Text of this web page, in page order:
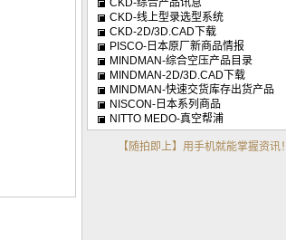
CKD-综合产品讯息
CKD-线上型录选型系统
CKD-2D/3D.CAD下载
PISCO-日本原厂新商品情报
MINDMAN-综合空压产品目录
MINDMAN-2D/3D.CAD下载
MINDMAN-快速交货库存出货产品
NISCON-日本系列商品
NITTO MEDO-真空帮浦
【随拍即上】用手机就能掌握资讯！